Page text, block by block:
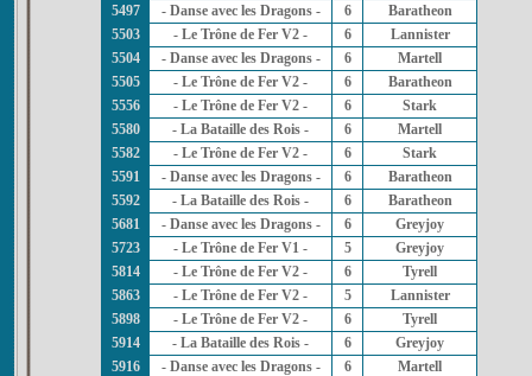
5497
- Danse avec les Dragons - 6
Baratheon
5503
- Le Trône de Fer V2 - 6
Lannister
5504
- Danse avec les Dragons - 6
Martell
5505
- Le Trône de Fer V2 - 6
Baratheon
5556
- Le Trône de Fer V2 - 6
Stark
5580
- La Bataille des Rois - 6
Martell
5582
- Le Trône de Fer V2 - 6
Stark
5591
- Danse avec les Dragons - 6
Baratheon
5592
- La Bataille des Rois - 6
Baratheon
5681
- Danse avec les Dragons - 6
Greyjoy
5723
- Le Trône de Fer V1 - 5
Greyjoy
5814
- Le Trône de Fer V2 - 6
Tyrell
5863
- Le Trône de Fer V2 - 5
Lannister
5898
- Le Trône de Fer V2 - 6
Tyrell
5914
- La Bataille des Rois - 6
Greyjoy
5916
- Danse avec les Dragons - 6
Martell